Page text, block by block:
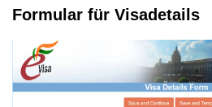
Formular für Visadetails